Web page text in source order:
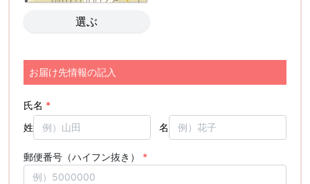
選ぶ
お届け先情報の記入
氏名 *
姓
名
郵便番号（ハイフン抜き） *